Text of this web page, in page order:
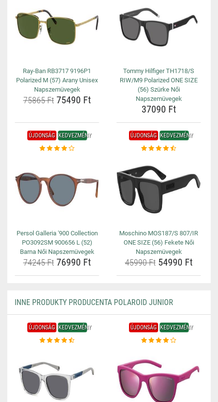
Ray-Ban RB3717 9196P1
Polarized M (57) Arany Unisex
Napszemüvegek
75865 Ft75490 Ft
Tommy Hilfiger TH1718/S
RIW/M9 Polarized ONE SIZE
(56) Szürke Női
Napszemüvegek
37090 Ft
ÚJDONSÁG KEDVEZMÉNY
Persol Galleria '900 Collection
PO3092SM 900656 L (52)
Barna Női Napszemüvegek
74245 Ft76990 Ft
ÚJDONSÁG KEDVEZMÉNY
Moschino MOS187/S 807/IR
ONE SIZE (56) Fekete Női
Napszemüvegek
45990 Ft54990 Ft
INNE PRODUKTY PRODUCENTA POLAROID JUNIOR
ÚJDONSÁG KEDVEZMÉNY ÚJDONSÁG KEDVEZMÉNY